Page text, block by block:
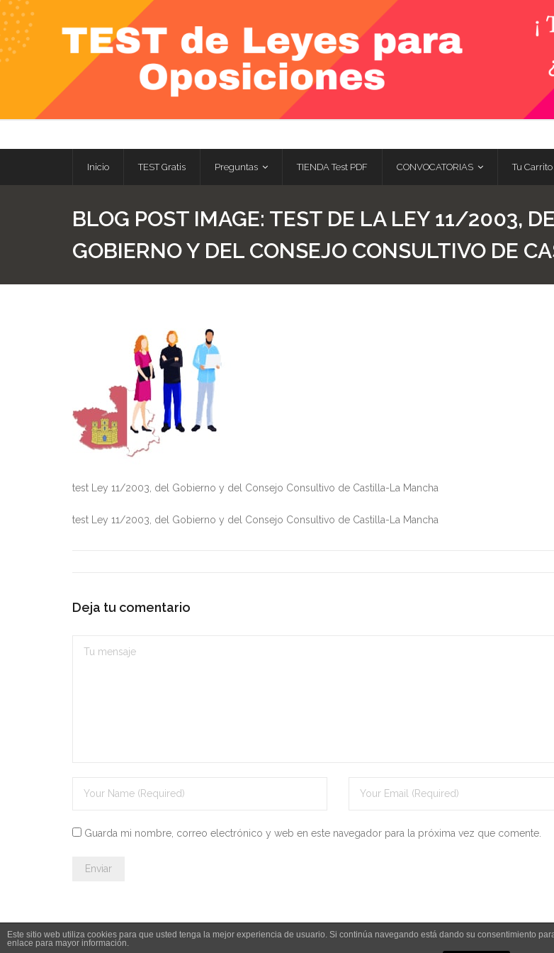
Skip
to
content
Inicio TEST Gratis Preguntas TIENDA Test PDF CONVOCATORIAS Tu Carrito
BLOG POST IMAGE: TEST DE LA LEY 11/2003,
GOBIERNO Y DEL CONSEJO CONSULTIVO DE
test Ley 11/2003, del Gobierno y del Consejo Consultivo de Castilla-La Mancha
test Ley 11/2003, del Gobierno y del Consejo Consultivo de Castilla-La Mancha
Deja tu comentario
Guarda mi nombre, correo electrónico y web en este navegador para la próxima vez que comente.
© 2026 Leyesdeoposiciones.es - info@leyesdeoposiciones.es Aviso legal y política
Este sitio web utiliza cookies para que usted tenga la mejor experiencia de usuario. Si continúa navegando está dando su consentimiento
enlace para mayor información.